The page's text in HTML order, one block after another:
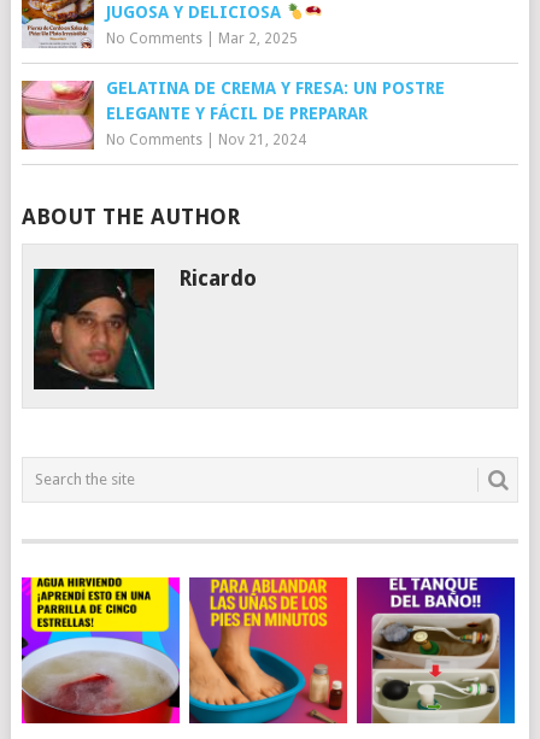
JUGOSA Y DELICIOSA
No Comments| Mar 2, 2025
GELATINA DE CREMA Y FRESA: UN POSTRE
ELEGANTE Y FÁCIL DE PREPARAR
No Comments| Nov 21, 2024
ABOUT THE AUTHOR
Ricardo